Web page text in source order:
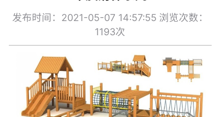
发布时间：2021-05-07 14:57:55 浏览次数：
1193次